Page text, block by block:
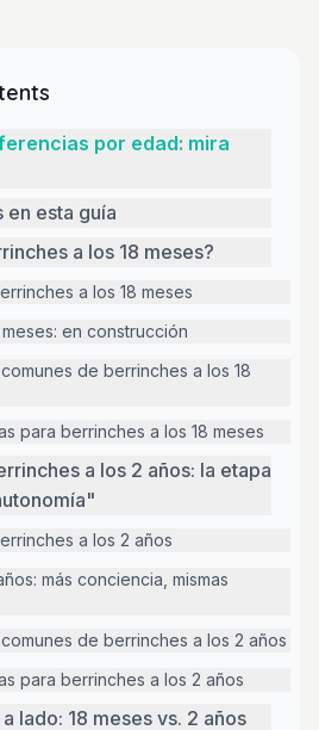
por edad: mira
en esta guía
a los 18 meses?
a los 18 meses
en construcción
de berrinches a los 18
para berrinches a los 18 meses
a los 2 años: la etapa
a los 2 años
más conciencia, mismas
de berrinches a los 2 años
para berrinches a los 2 años
lado: 18 meses vs. 2 años